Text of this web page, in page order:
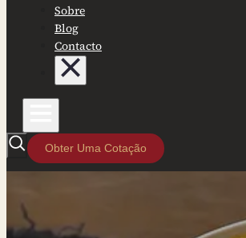
Sobre
Blog
Contacto
Obter Uma Cotação